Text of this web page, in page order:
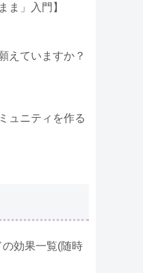
ま」入門】
えていますか？
ュニティを作る
効果一覧(随時